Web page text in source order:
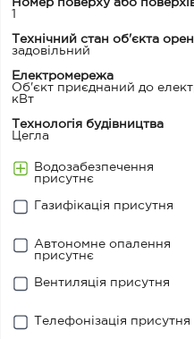
Номер поверху або
1
Технічний стан об'єкта
задовільний
Електромережа
Об'єкт приєднаний до
кВт
Технологія будівництва
Цегла
Водозабезпечення
присутнє
Газифікація присутня
Автономне опалення
присутнє
Вентиляція присутня
Телефонізація присутня